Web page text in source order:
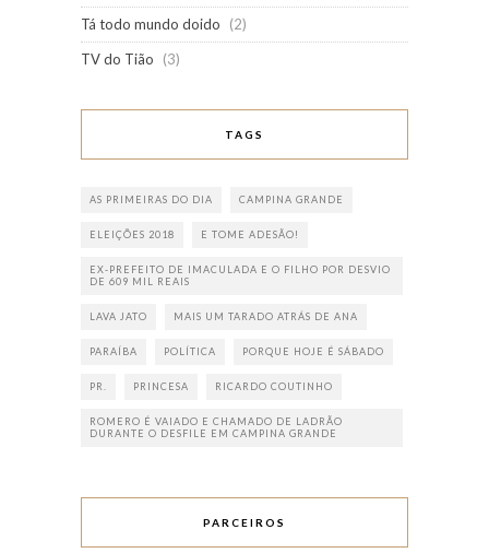
Tá todo mundo doido
(2)
TV do Tião
(3)
TAGS
AS PRIMEIRAS DO DIA CAMPINA GRANDE
ELEIÇÕES 2018 E TOME ADESÃO!
EX-PREFEITO DE IMACULADA E O FILHO POR DESVIO
DE 609 MIL REAIS
LAVA JATO MAIS UM TARADO ATRÁS DE ANA
PARAÍBA POLÍTICA PORQUE HOJE É SÁBADO
PR. PRINCESA RICARDO COUTINHO
ROMERO É VAIADO E CHAMADO DE LADRÃO
DURANTE O DESFILE EM CAMPINA GRANDE
PARCEIROS